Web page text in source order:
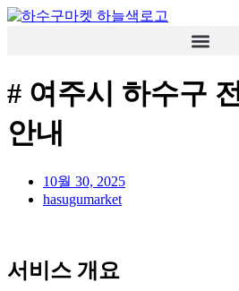
콘
건
뛰
기
# 여주시 하수구
안내
10월 30, 2025
hasugumarket
서비스 개요